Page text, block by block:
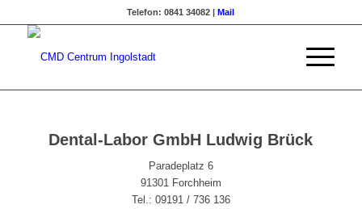
Telefon: 0841 34082 |Mail
Dental-Labor GmbH Ludwig Brück
Paradeplatz 6
91301 Forchheim
Tel.: 09191 / 736 136